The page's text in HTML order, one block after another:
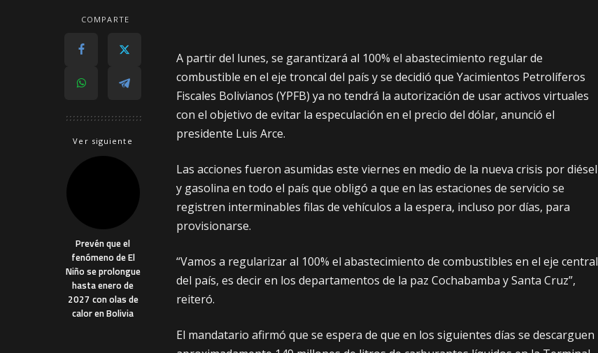
COMPARTE
Ver siguiente
Prevén que el
fenómeno de El
Niño se prolongue
hasta enero de
2027 con olas de
calor en Bolivia
A partir del lunes, se garantizará al 100% el abastecimiento regular de
combustible en el eje troncal del país y se decidió que Yacimientos Petrolíferos
Fiscales Bolivianos (YPFB) ya no tendrá la autorización de usar activos virtuales
con el objetivo de evitar la especulación en el precio del dólar, anunció el
presidente Luis Arce.
Las acciones fueron asumidas este viernes en medio de la nueva crisis por diésel
y gasolina en todo el país que obligó a que en las estaciones de servicio se
registren interminables filas de vehículos a la espera, incluso por días, para
provisionarse.
“Vamos a regularizar al 100% el abastecimiento de combustibles en el eje central
del país, es decir en los departamentos de la paz Cochabamba y Santa Cruz”,
reiteró.
El mandatario afirmó que se espera de que en los siguientes días se descarguen